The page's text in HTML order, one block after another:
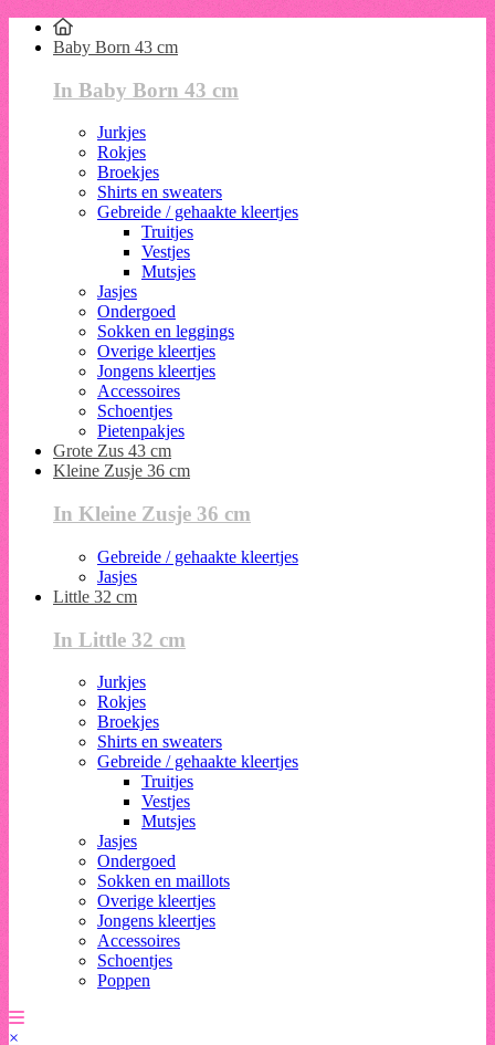
Baby Born 43 cm
In Baby Born 43 cm
Jurkjes
Rokjes
Broekjes
Shirts en sweaters
Gebreide / gehaakte kleertjes
Truitjes
Vestjes
Mutsjes
Jasjes
Ondergoed
Sokken en leggings
Overige kleertjes
Jongens kleertjes
Accessoires
Schoentjes
Pietenpakjes
Grote Zus 43 cm
Kleine Zusje 36 cm
In Kleine Zusje 36 cm
Gebreide / gehaakte kleertjes
Jasjes
Little 32 cm
In Little 32 cm
Jurkjes
Rokjes
Broekjes
Shirts en sweaters
Gebreide / gehaakte kleertjes
Truitjes
Vestjes
Mutsjes
Jasjes
Ondergoed
Sokken en maillots
Overige kleertjes
Jongens kleertjes
Accessoires
Schoentjes
Poppen
×